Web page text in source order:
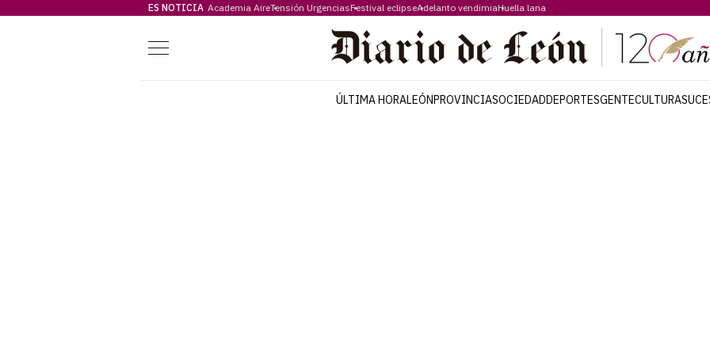
ES NOTICIA Academia AireTensión UrgenciasFestival eclipseAdelanto vendimiaHuella lana
Menú
ÚLTIMA HORALEÓNPROVINCIASOCIEDADDEPORTESGENTECULTURA